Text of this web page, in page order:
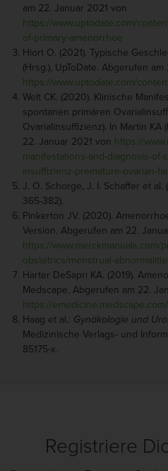
am 22. Januar 2021 von
https://www.uptodate.com/
of-primary-amenorrhoe
Hiort O. (2021). Typische
(Hrsg.), UpToDate. Abgerufen
https://www.uptodate.com/
Welt CK. (2020). Klinische
spontanen primären
Ovarialinsuffizienz). In Martin KA
22. Januar 2021 von https://
manifestations-and-diagnosis-
insuffizienz-premature-ovarian-
J. O. Schorge, J. I. Schaffer et al.
365-382).
Pinkerton JV. (2020).
Version. Abgerufen am 22.
https://
obstetrics/menstrual-
Harter DeSapri KA. (2019).
Medscape. Abgerufen am 22.
https://
Haag et al.: Gynäkologie und
Medizinische Verlags- und
85175-x.
Registriere